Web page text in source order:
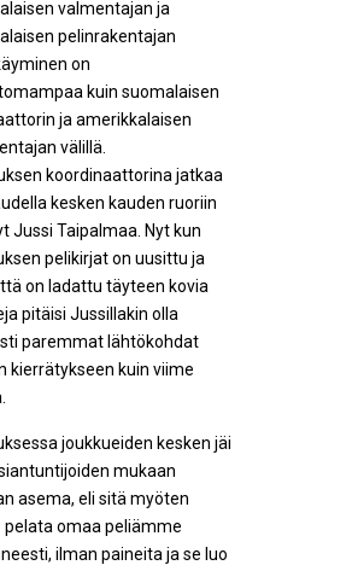
valmentajan ja
pelinrakentajan
on
kuin suomalaisen
ja amerikkalaisen
välillä.
koordinaattorina jatkaa
kesken kauden ruoriin
Jussi Taipalmaa. Nyt kun
pelikirjat on uusittu ja
on ladattu täyteen kovia
pitäisi Jussillakin olla
paremmat lähtökohdat
kierrätykseen kuin viime
joukkueiden kesken jäi
mukaan
asema, eli sitä myöten
pelata omaa peliämme
ilman paineita ja se luo